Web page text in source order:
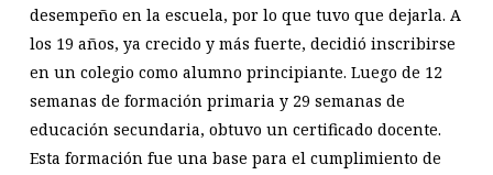
desempeño en la escuela, por lo que tuvo que dejarla. A
los 19 años, ya crecido y más fuerte, decidió inscribirse
en un colegio como alumno principiante. Luego de 12
semanas de formación primaria y 29 semanas de
educación secundaria, obtuvo un certificado docente.
Esta formación fue una base para el cumplimiento de